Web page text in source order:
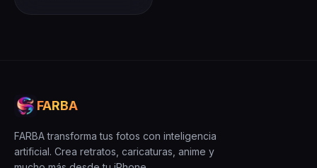
FARBA
FARBA transforma tus fotos con inteligencia
artificial. Crea retratos, caricaturas, anime y